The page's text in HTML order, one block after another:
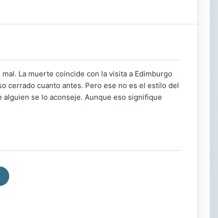
La muerte coincide con la visita a Edimburgo
cerrado cuanto antes. Pero ese no es el estilo del
se lo aconseje. Aunque eso signifique